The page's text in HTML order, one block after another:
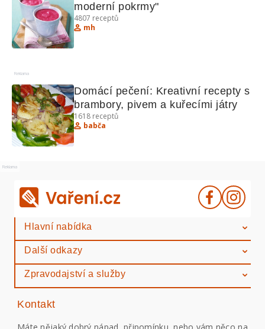
moderní pokrmy"
4807 receptů
mh
Reklama
Domácí pečení: Kreativní recepty s
brambory, pivem a kuřecími játry
1618 receptů
babča
Reklama
Hlavní nabídka
Další odkazy
Zpravodajství a služby
Kontakt